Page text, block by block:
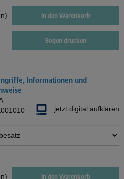
In den Warenkorb
Bogen drucken
Informationen und
jetzt digital aufklären
In den Warenkorb